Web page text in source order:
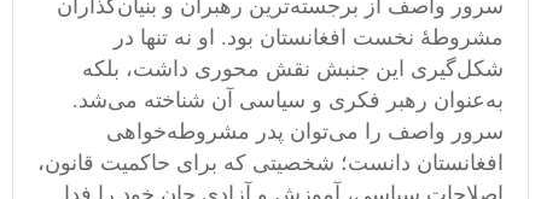
سرور واصف از برجسته‌ترین رهبران و بنیان‌گذاران
مشروطهٔ نخست افغانستان بود. او نه تنها در
شکل‌گیری این جنبش نقش محوری داشت، بلکه
به‌عنوان رهبر فکری و سیاسی آن شناخته می‌شد.
سرور واصف را می‌توان پدر مشروطه‌خواهی
افغانستان دانست؛ شخصیتی که برای حاکمیت قانون،
اصلاحات سیاسی، آموزش و آزادی جان خود را فدا